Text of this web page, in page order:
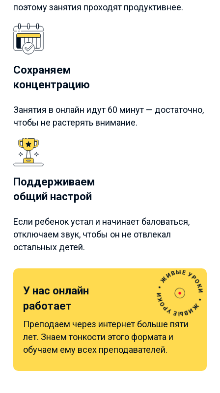
поэтому занятия проходят продуктивнее.
Сохраняем
концентрацию
Занятия в онлайн идут 60 минут — достаточно,
чтобы не растерять внимание.
Поддерживаем
общий настрой
Если ребенок устал и начинает баловаться,
отключаем звук, чтобы он не отвлекал
остальных детей.
У нас онлайн
работает
Преподаем через интернет больше пяти
лет. Знаем тонкости этого формата и
обучаем ему всех преподавателей.